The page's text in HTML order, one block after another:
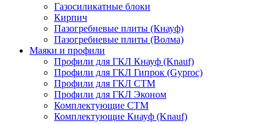
Газосиликатные блоки
Кирпич
Пазогребневые плиты (Кнауф)
Пазогребневые плиты (Волма)
Маяки и профили
Профили для ГКЛ Кнауф (Knauf)
Профили для ГКЛ Гипрок (Gyproc)
Профили для ГКЛ СТМ
Профили для ГКЛ Эконом
Комплектующие СТМ
Комплектующие Кнауф (Knauf)